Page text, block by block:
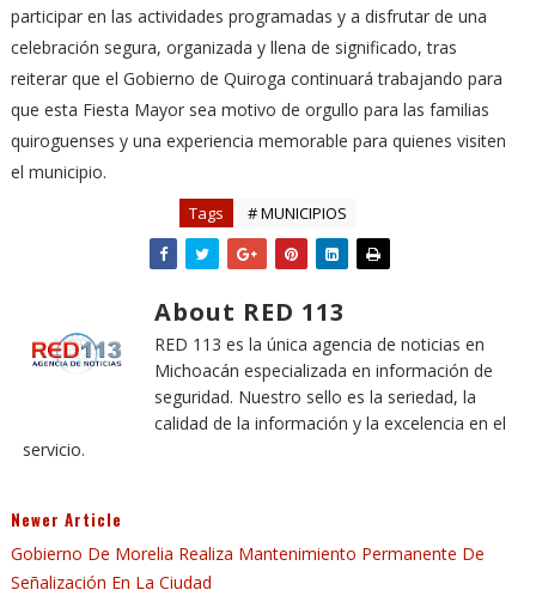
participar en las actividades programadas y a disfrutar de una
celebración segura, organizada y llena de significado, tras
reiterar que el Gobierno de Quiroga continuará trabajando para
que esta Fiesta Mayor sea motivo de orgullo para las familias
quiroguenses y una experiencia memorable para quienes visiten
el municipio.
Tags # MUNICIPIOS
About RED 113
RED 113 es la única agencia de noticias en
Michoacán especializada en información de
seguridad. Nuestro sello es la seriedad, la
calidad de la información y la excelencia en el
servicio.
Newer Article
Gobierno De Morelia Realiza Mantenimiento Permanente De
Señalización En La Ciudad